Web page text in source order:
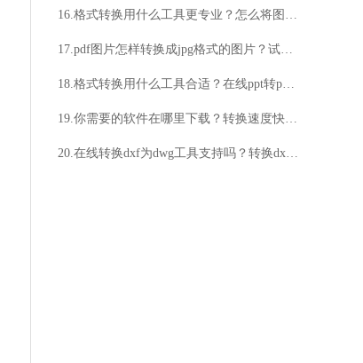
16.格式转换用什么工具更专业？怎么将图片转换成Excel的方法介绍
17.pdf图片怎样转换成jpg格式的图片？试一试这个方法
18.格式转换用什么工具合适？在线ppt转pdf的方法分享
19.你需要的软件在哪里下载？转换速度快吗？
20.在线转换dxf为dwg工具支持吗？转换dxf为dwg的工具有哪些？